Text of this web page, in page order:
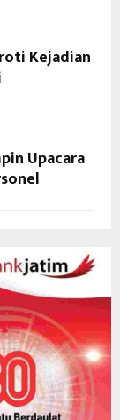
Kejadian
Upacara